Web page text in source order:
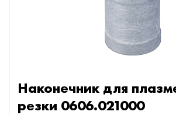
Наконечник для
резки 0606.021000